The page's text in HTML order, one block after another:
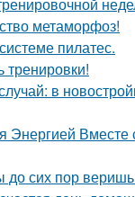
метаморфоз!
пилатес.
тренировки!
в
Вместе
до сих пор